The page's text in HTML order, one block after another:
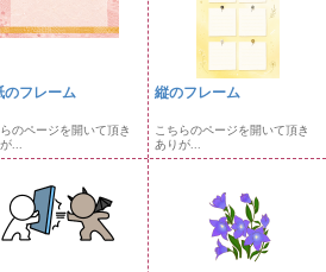
のフレーム
のページを開いて頂き
...
縦のフレーム
こちらのページを開いて頂き
ありが...